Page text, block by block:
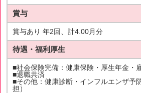
賞与
賞与あり 年2回、計4.00月分
待遇・福利厚生
■社会保険完備：健康保険・厚生年金・
■退職共済
■その他：健康診断・インフルエンザ予
担）